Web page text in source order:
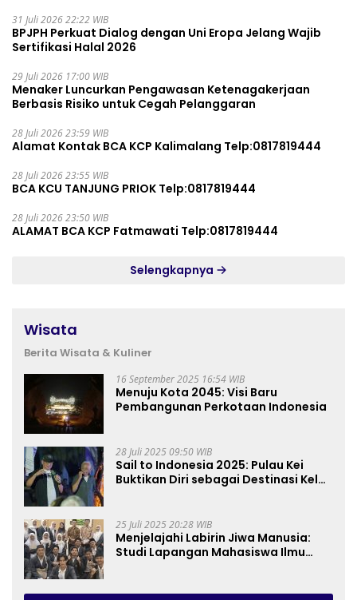
31 Juli 2026 22:22 WIB
BPJPH Perkuat Dialog dengan Uni Eropa Jelang Wajib
Sertifikasi Halal 2026
29 Juli 2026 17:00 WIB
Menaker Luncurkan Pengawasan Ketenagakerjaan
Berbasis Risiko untuk Cegah Pelanggaran
28 Juli 2026 23:59 WIB
Alamat Kontak BCA KCP Kalimalang Telp:0817819444
28 Juli 2026 23:55 WIB
BCA KCU TANJUNG PRIOK Telp:0817819444
28 Juli 2026 23:50 WIB
ALAMAT BCA KCP Fatmawati Telp:0817819444
Selengkapnya
Wisata
Berita Wisata & Kuliner
16 September 2025 16:54 WIB
Menuju Kota 2045: Visi Baru
Pembangunan Perkotaan Indonesia
28 Juli 2025 09:50 WIB
Sail to Indonesia 2025: Pulau Kei
Buktikan Diri sebagai Destinasi Kelas
25 Juli 2025 20:28 WIB
Menjelajahi Labirin Jiwa Manusia:
Studi Lapangan Mahasiswa Ilmu